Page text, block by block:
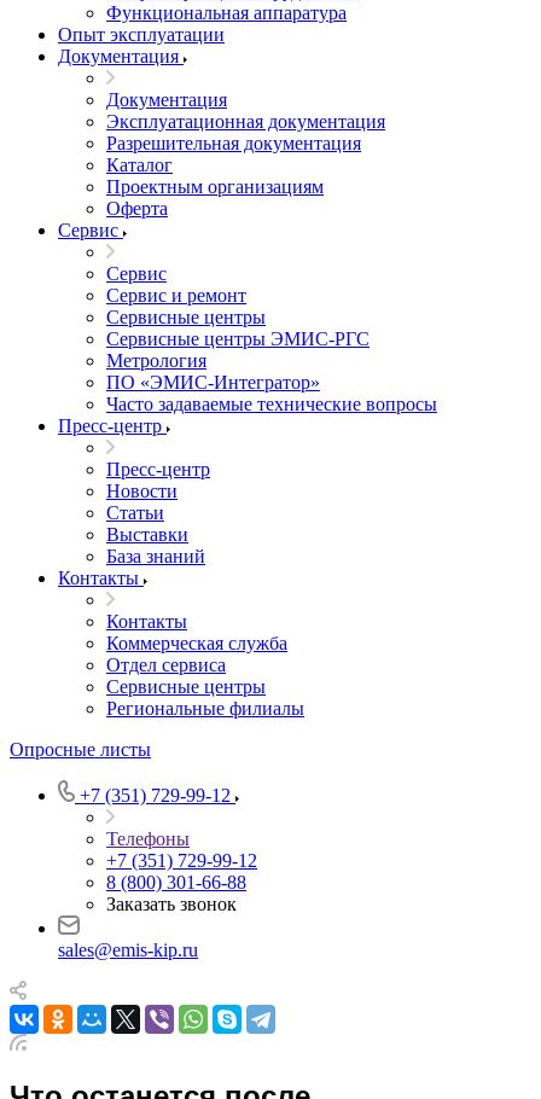
Функциональная аппаратура
Опыт эксплуатации
Документация
Документация
Эксплуатационная документация
Разрешительная документация
Каталог
Проектным организациям
Оферта
Сервис
Сервис
Сервис и ремонт
Сервисные центры
Сервисные центры ЭМИС-РГС
Метрология
ПО «ЭМИС-Интегратор»
Часто задаваемые технические вопросы
Пресс-центр
Пресс-центр
Новости
Статьи
Выставки
База знаний
Контакты
Контакты
Коммерческая служба
Отдел сервиса
Сервисные центры
Региональные филиалы
Опросные листы
+7 (351) 729-99-12
Телефоны
+7 (351) 729-99-12
8 (800) 301-66-88
Заказать звонок
sales@emis-kip.ru